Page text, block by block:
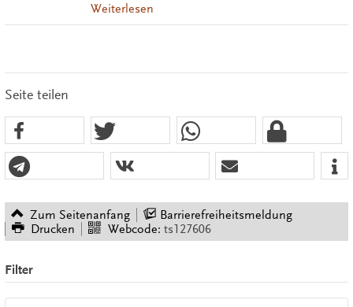
Weiterlesen
Seite teilen
Zum Seitenanfang
Barrierefreiheitsmeldung
Drucken
Webcode: ts127606
Filter